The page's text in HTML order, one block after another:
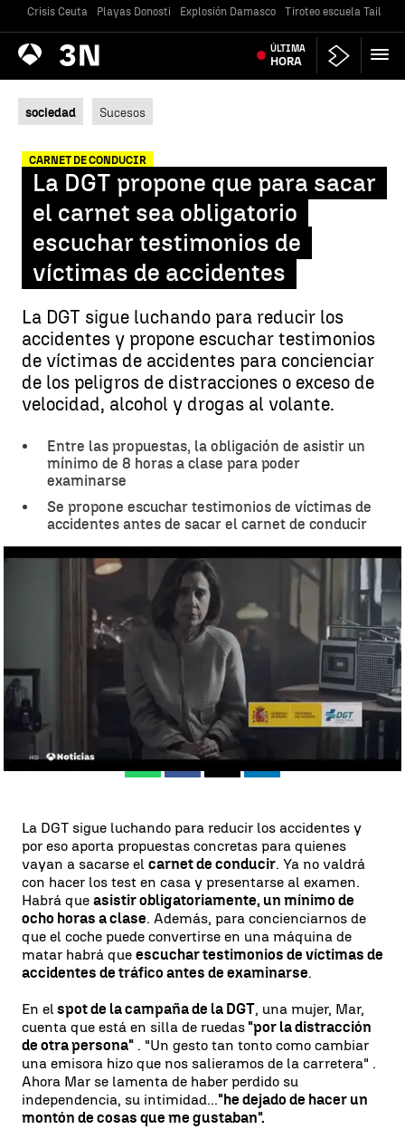
Crisis Ceuta Playas Donosti Explosión Damasco Tiroteo escuela
Antena
3 Noticias ÚLTIMA
HORA
sociedad Sucesos
CARNET DE CONDUCIR
La DGT propone que para sacar
el carnet sea obligatorio
escuchar testimonios de
víctimas de accidentes
La DGT sigue luchando para reducir los
accidentes y propone escuchar testimonios
de víctimas de accidentes para concienciar
de los peligros de distracciones o exceso de
velocidad, alcohol y drogas al volante.
Entre las propuestas, la obligación de asistir un
mínimo de 8 horas a clase para poder
examinarse
Se propone escuchar testimonios de víctimas de
accidentes antes de sacar el carnet de conducir
La DGT propone que para sacar el carnet sea obligatorio escuchar
testimonios de víctimas de accidentes |
Antena 3 Noticias
Antena 3 Noticias Madrid
Publicado: 18 de noviembre de 2019, 16:23
WhatsappFacebook Linkedin
La DGT sigue luchando para reducir los accidentes y
por eso aporta propuestas concretas para quienes
vayan a sacarse el carnet de conducir. Ya no valdrá
con hacer los test en casa y presentarse al examen.
Habrá que asistir obligatoriamente, un mínimo de
ocho horas a clase. Además, para concienciarnos de
que el coche puede convertirse en una máquina de
matar habrá que escuchar testimonios de víctimas de
accidentes de tráfico antes de examinarse.
En el spot de la campaña de la DGT, una mujer, Mar,
cuenta que está en silla de ruedas "por la distracción
de otra persona" . "Un gesto tan tonto como cambiar
una emisora hizo que nos salieramos de la carretera" .
Ahora Mar se lamenta de haber perdido su
independencia, su intimidad..."he dejado de hacer un
montón de cosas que me gustaban".